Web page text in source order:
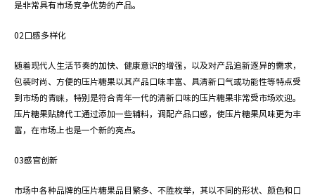
工是非常具有市场竞争优势的产品。
02 口感多样化
随着现代人生活节奏的加快、健康意识的增强，以及对产品追新逐异的需求，
包装时尚、方便的压片糖果以其产品口味丰富、具清新口气或功能性等特点受
到市场的青睐，特别是符合青年一代的清新口味的压片糖果非常受市场欢迎。
压片糖果贴牌代工通过添加一些辅料，调配产品口感，使压片糖果风味更为丰
富，在市场上也是一个新的亮点。
03感官创新
市场中各种品牌的压片糖果品目繁多、不胜枚举，其以不同的形状、颜色和口